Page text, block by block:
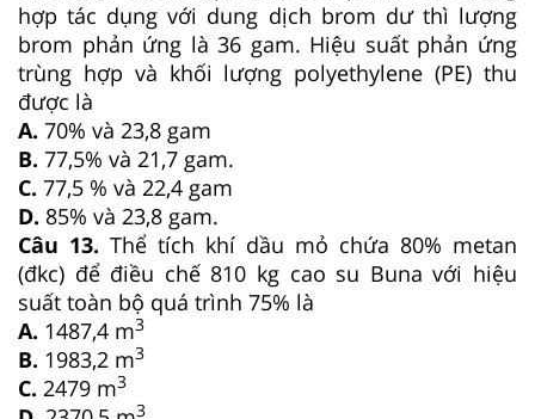
hợp tác dụng với dung dịch brom dư thì lượng
brom phản ứng là 36 gam. Hiệu suất phản ứng
trùng hợp và khối lượng polyethylene (PE) thu
được là
A. 70% và 23,8 gam
B. 77,5% và 21,7 gam.
C. 77,5 % và 22,4 gam
D. 85% và 23,8 gam.
Câu 13. Thể tích khí dầu mỏ chứa 80% metan
(đkc) để điều chế 810 kg cao su Buna với hiệu
suất toàn bộ quá trình 75% là
A. 1487,4 m3
B. 1983,2 m3
C. 2479 m3
3